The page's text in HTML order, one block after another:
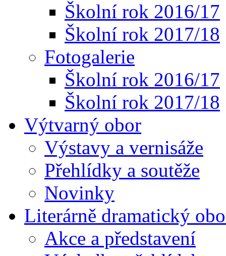
Školní rok 2016/17
Školní rok 2017/18
Fotogalerie
Školní rok 2016/17
Školní rok 2017/18
Výtvarný obor
Výstavy a vernisáže
Přehlídky a soutěže
Novinky
Literárně dramatický
Akce a představení